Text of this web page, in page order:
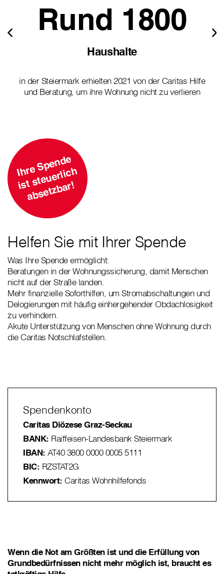
Rund 1800
Haushalte
in der Steiermark erhielten 2021 von der Caritas Hilfe
und Beratung, um ihre Wohnung nicht zu verlieren
I
h
r
e
S
p
e
n
d
e
i
st
st
e
u
e
rli
c
h
a
b
s
et
z
b
a
r!
Helfen Sie mit Ihrer Spende
Was Ihre Spende ermöglicht:
Beratungen in der Wohnungssicherung, damit Menschen
nicht auf der Straße landen.
Mehr finanzielle Soforthilfen, um Stromabschaltungen und
Delogierungen mit häufig einhergehender Obdachlosigkeit
zu verhindern.
Akute Unterstützung von Menschen ohne Wohnung durch
die Caritas Notschlafstellen.
Spendenkonto
Caritas Diözese Graz-Seckau
BANK: Raiffeisen-Landesbank Steiermark
IBAN: AT40 3800 0000 0005 5111
BIC: RZSTAT2G
Kennwort: Caritas Wohnhilfefonds
Wenndie Not am Größten ist und die Erfüllung von
Grundbedürfnissen nicht mehr möglich ist, braucht es